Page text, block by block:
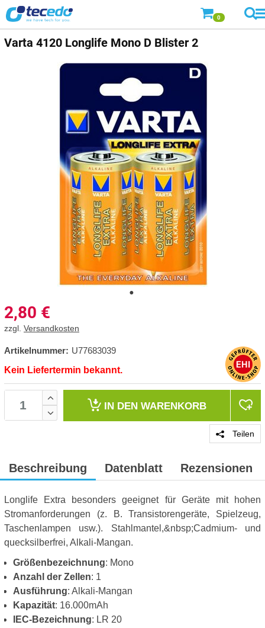
0
Varta 4120 Longlife Mono D Blister 2
2,80 €
zzgl. Versandkosten
Artikelnummer: U77683039
Kein Liefertermin bekannt.
IN DEN WARENKORB
Teilen
Beschreibung Datenblatt Rezensionen
Longlife Extra besonders geeignet für Geräte mit hohen
Stromanforderungen (z. B. Transistorengeräte, Spielzeug,
Taschenlampen usw.). Stahlmantel,&nbsp;Cadmium- und
quecksilberfrei, Alkali-Mangan.
Größenbezeichnung: Mono
Anzahl der Zellen: 1
Ausführung: Alkali-Mangan
Kapazität: 16.000mAh
IEC-Bezeichnung: LR 20